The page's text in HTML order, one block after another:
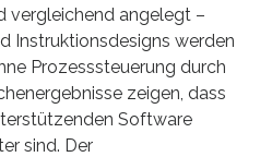
vergleichend angelegt –
Instruktionsdesigns werden
Prozesssteuerung durch
zeigen, dass
Software
sind. Der